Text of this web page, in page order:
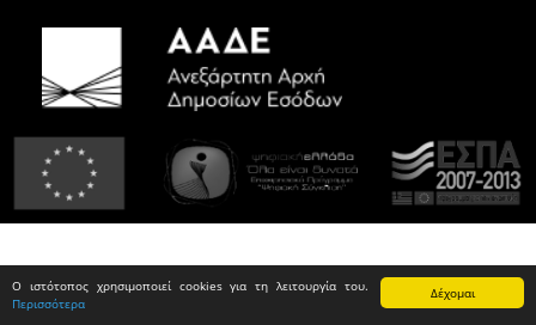
Δέχομαι
Ο ιστότοπος χρησιμοποιεί cookies για τη λειτουργία του.
Περισσότερα